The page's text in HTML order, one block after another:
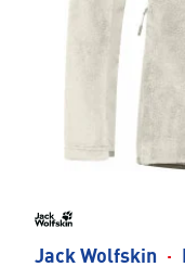
Jack Wolfskin ·